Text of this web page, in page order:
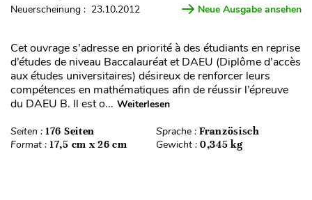
Neuerscheinung : 23.10.2012
Neue Ausgabe ansehen
Cet ouvrage s’adresse en priorité à des étudiants en reprise
d’études de niveau Baccalauréat et DAEU (Diplôme d’accès
aux études universitaires) désireux de renforcer leurs
compétences en mathématiques afin de réussir l’épreuve
du DAEU B. Il est o... Weiterlesen
Seiten : 176 Seiten Sprache : Französisch
Format : 17,5 cm x 26 cm Gewicht : 0,345 kg